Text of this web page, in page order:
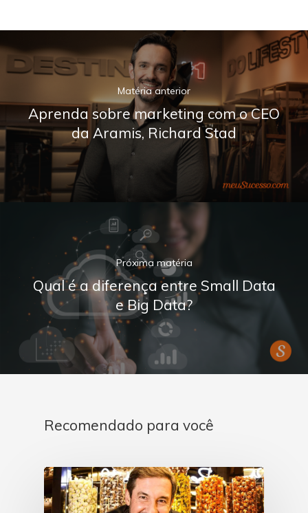
Matéria anterior
Aprenda sobre marketing com o CEO
da Aramis, Richard Stad
Próxima matéria
Qual é a diferença entre Small Data
e Big Data?
Recomendado para você